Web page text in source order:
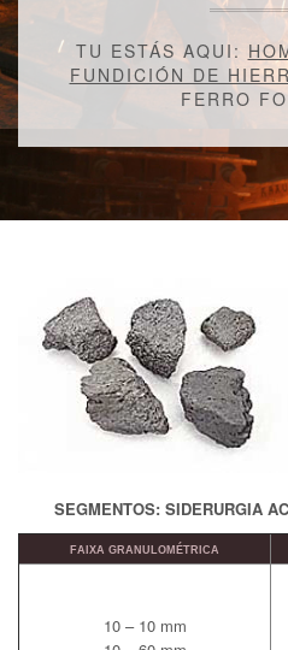
TU ESTÁS AQUI:
FUNDICIÓN DE
FERRO
SEGMENTOS: SIDERURGIA
FAIXA GRANULOMÉTRICA
10 – 10 mm